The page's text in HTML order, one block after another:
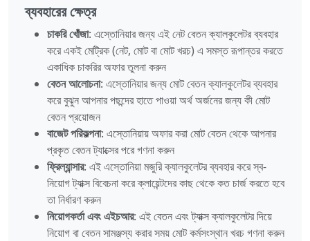
ব্যবহারের ক্ষেত্র
চাকরি খোঁজা: এস্তোনিয়ার জন্য এই নেট বেতন ক্যালকুলেটর ব্যবহার
করে একই মেট্রিক (নেট, মোট বা মোট খরচ) এ সমস্ত রূপান্তর করতে
একাধিক চাকরির অফার তুলনা করুন
বেতন আলোচনা: এস্তোনিয়ার জন্য মোট বেতন ক্যালকুলেটর ব্যবহার
করে বুঝুন আপনার পছন্দের হাতে পাওয়া অর্থ অর্জনের জন্য কী মোট
বেতন প্রয়োজন
বাজেট পরিকল্পনা: এস্তোনিয়ায় অফার করা মোট বেতন থেকে আপনার
প্রকৃত বেতন ট্যাক্সের পরে গণনা করুন
ফ্রিল্যান্সার: এই এস্তোনিয়া মজুরি ক্যালকুলেটর ব্যবহার করে স্ব-
নিয়োগ ট্যাক্স বিবেচনা করে ক্লায়েন্টদের কাছ থেকে কত চার্জ করতে হবে
তা নির্ধারণ করুন
নিয়োগকর্তা এবং এইচআর: এই বেতন এবং ট্যাক্স ক্যালকুলেটর দিয়ে
নিয়োগ বা বেতন সামঞ্জস্য করার সময় মোট কর্মসংস্থান খরচ গণনা করুন